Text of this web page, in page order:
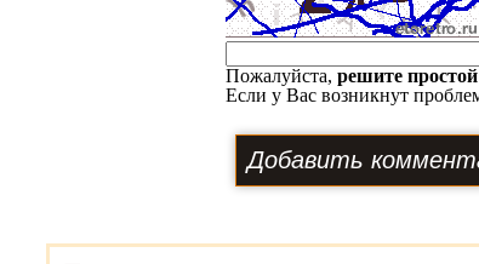
Пожалуйста, решите
Если у Вас возникнут